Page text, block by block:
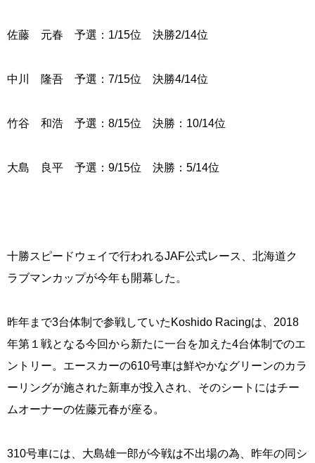
佐藤 元春 予選：1/15位 決勝2/14位
中川 隆吾 予選：7/15位 決勝4/14位
竹谷 和浩 予選：8/15位 決勝：10/14位
大島 良平 予選：9/15位 決勝：5/14位
十勝スピードウェイで行われるJAF公式レース、北海道ク
ラブマンカップが今年も開幕した。
昨年まで3台体制で参戦していたKoshido Racingは、2018
年第１戦となる今回から新たに一台を加えた4台体制でのエ
ントリー。エースカーの610号車は鮮やかなグリーンのカラ
ーリングが施された新車が投入され、そのシートにはチー
ムオーナーの佐藤元春が座る。
310号車には、大島雄一郎が今戦は不出場の為、昨年の同シ